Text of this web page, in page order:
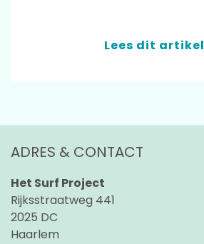
Lees dit artikel
ADRES & CONTACT
Het Surf Project
Rijksstraatweg 441
2025 DC
Haarlem